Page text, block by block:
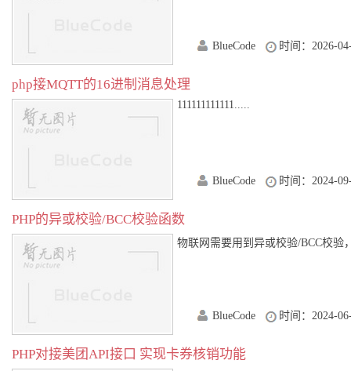
BlueCode 时间：2026-
php接MQTT的16进制消息处理
111111111111.....
BlueCode 时间：2024-
PHP的异或校验/BCC校验函数
物联网需要用到异或校验/BCC校验
BlueCode 时间：2024-
PHP对接美团API接口 实现卡券核销功能